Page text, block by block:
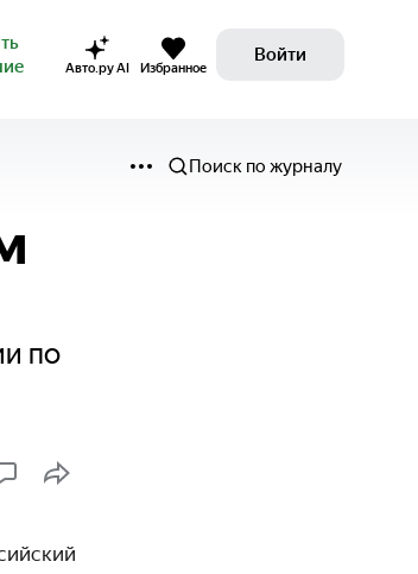
Авто.ру AI Избранное
Войти
Поиск по журналу
по